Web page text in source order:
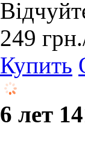
249 грн.
Купить
6 лет